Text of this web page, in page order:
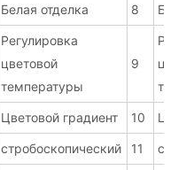
Белая отделка 8
Регулировка
цветовой
температуры
9
Цветовой градиент 10
стробоскопический 11